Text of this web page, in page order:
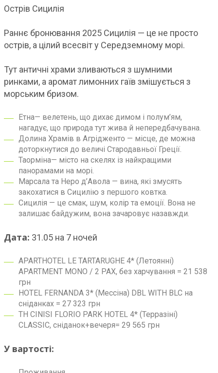
Острів Сицилія
Раннє бронювання 2025 Сицилія — це не просто
острів, а цілий всесвіт у Середземному морі.
Тут античні храми зливаються з шумними
ринками, а аромат лимонних гаїв змішується з
морським бризом.
Етна— велетень, що дихає димом і полум’ям,
нагадує, що природа тут жива й непередбачувана.
Долина Храмів в Агрідженто — місце, де можна
доторкнутися до величі Стародавньої Греції.
Таорміна— місто на скелях із найкращими
панорамами на морі.
Марсала та Неро д’Авола — вина, які змусять
закохатися в Сицилію з першого ковтка.
Сицилія — це смак, шум, колір та емоції. Вона не
залишає байдужим, вона зачаровує назавжди.
Дата: 31.05 на 7 ночей
APARTHOTEL LE TARTARUGHE 4* (Летоянні)
APARTMENT MONO / 2 PAX, без харчування = 21 538
грн
HOTEL FERNANDA 3* (Мессіна) DBL WITH BLC на
сніданках = 27 323 грн
TH CINISI FLORIO PARK HOTEL 4* (Терразіні)
CLASSIC, сніданок+вечеря= 29 565 грн
У вартості: